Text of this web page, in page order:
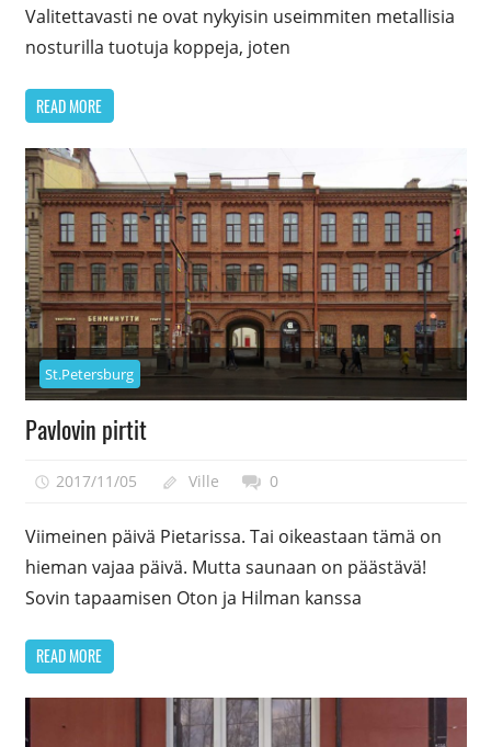
Valitettavasti ne ovat nykyisin useimmiten metallisia
nosturilla tuotuja koppeja, joten
READ MORE
St.Petersburg
Pavlovin pirtit
2017/11/05 Ville 0
Viimeinen päivä Pietarissa. Tai oikeastaan tämä on
hieman vajaa päivä. Mutta saunaan on päästävä!
Sovin tapaamisen Oton ja Hilman kanssa
READ MORE